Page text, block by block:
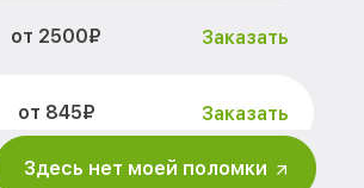
от 2500₽ Заказать
от 845₽ Заказать
Здесь нет моей поломки